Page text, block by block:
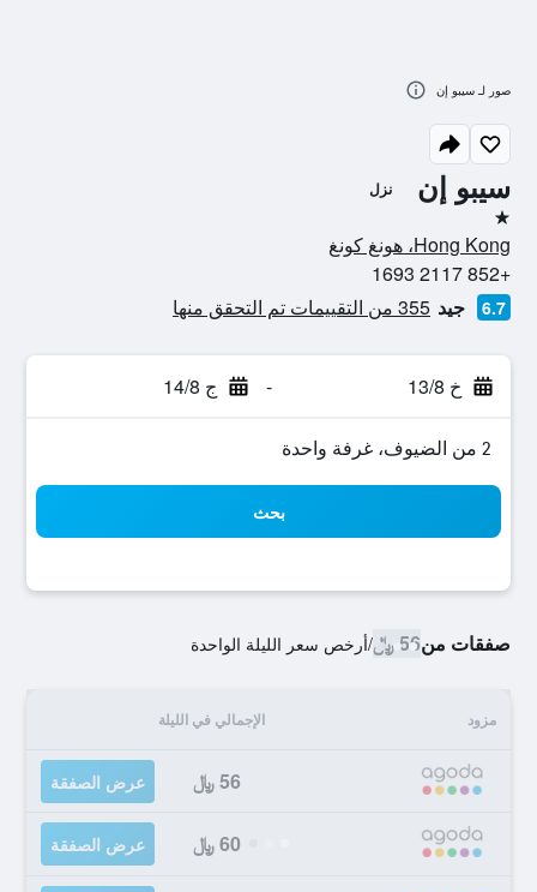
سيبو إن نزل
نجمة واحدة
Hong Kong، هونغ كونغ
+852 2117 1693
6.7 جيد 355 من التقييمات تم التحقق منها
خ 13/8 - ج 14/8
2 من الضيوف، غرفة واحدة
بحث
صفقات من56 ﷼ /أرخص سعر الليلة الواحدة
مزود الإجمالي في الليلة
56 ﷼ عرض الصفقة
60 ﷼ عرض الصفقة
صور لـ سيبو إن